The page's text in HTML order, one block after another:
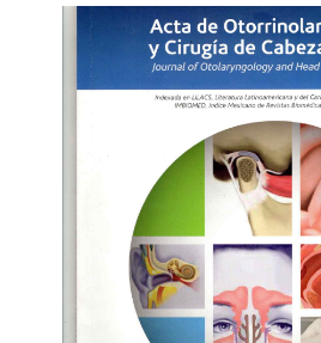
Barra
lateral
artículo